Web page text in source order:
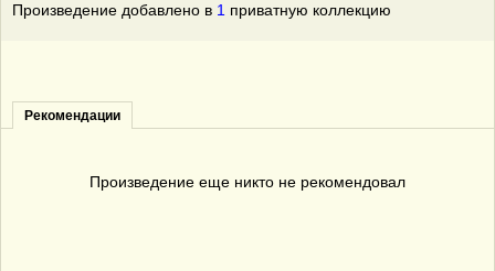
Произведение добавлено в 1 приватную коллекцию
Рекомендации
Произведение еще никто не рекомендовал